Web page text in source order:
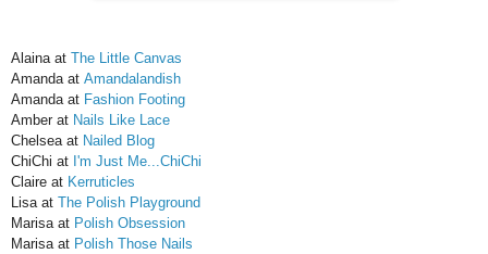
Alaina at The Little Canvas
Amanda at Amandalandish
Amanda at Fashion Footing
Amber at Nails Like Lace
Chelsea at Nailed Blog
ChiChi at I'm Just Me...ChiChi
Claire at Kerruticles
​Lisa at The Polish Playground
Marisa at Polish Obsession
Marisa at Polish Those Nails